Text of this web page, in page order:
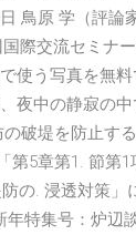
鳥原 学（評
際交流セミナ
使う写真を無
夜中の静寂の
破堤を防止す
第5章第1. 節第
防の. 浸透対策
年特集号：炉辺